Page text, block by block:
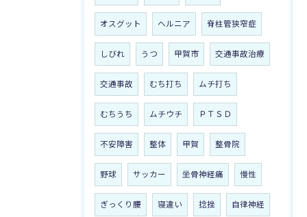
オスグット ヘルニア 脊柱管狭窄症
しびれ うつ 甲賀市 交通事故治療
交通事故 むち打ち ムチ打ち
むちうち ムチウチ ＰＴＳＤ
不安障害 整体 甲賀 整骨院
野球 サッカー 坐骨神経痛 慢性
ぎっくり腰 寝違い 捻挫 自律神経